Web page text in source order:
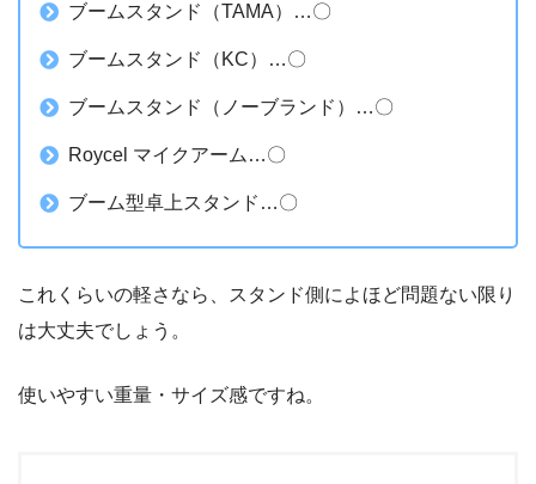
ブームスタンド（TAMA）…〇
ブームスタンド（KC）…〇
ブームスタンド（ノーブランド）…〇
Roycel マイクアーム…〇
ブーム型卓上スタンド…〇
これくらいの軽さなら、スタンド側によほど問題ない限り
は大丈夫でしょう。
使いやすい重量・サイズ感ですね。